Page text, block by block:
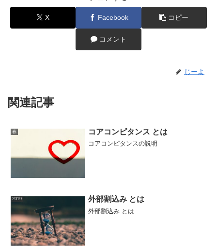
X Facebook コピー
コメント
じーよ
関連記事
春 コアコンピタンス とは
コアコンピタンスの説明
2019 外部割込み とは
外部割込み とは